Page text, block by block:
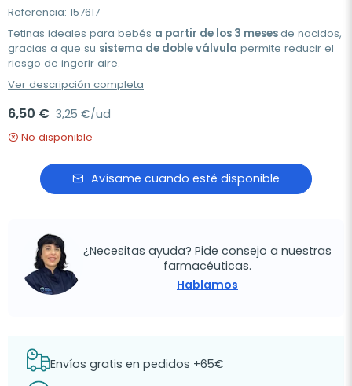
Referencia: 157617
Tetinas ideales para bebés a partir de los 3 mesesde nacidos,
gracias a que su sistema de doble válvula permite reducir el
riesgo de ingerir aire.
Ver descripción completa
6,50 € 3,25 €/ud
No disponible
Avísame cuando esté disponible
¿Necesitas ayuda? Pide consejo a nuestras
farmacéuticas.
Hablamos
Envíos gratis en pedidos +65€